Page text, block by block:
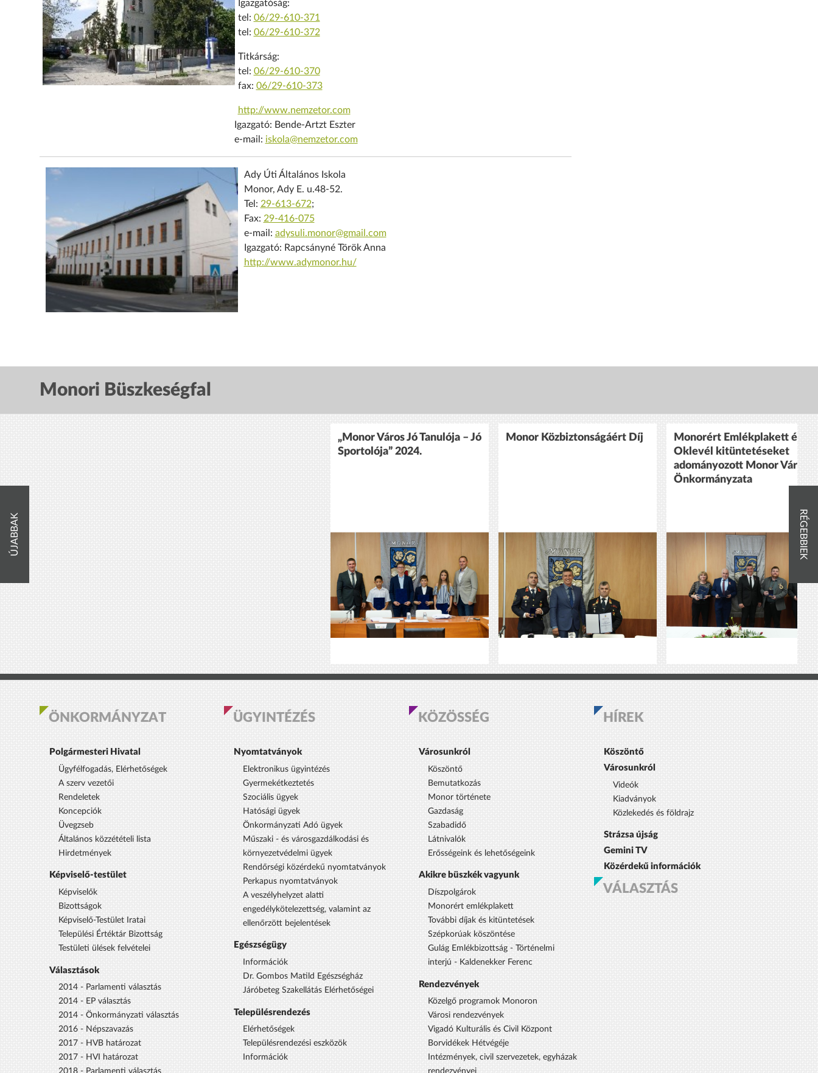
Igazgatóság:
tel: 06/29-610-371
tel: 06/29-610-372
Titkárság:
tel: 06/29-610-370
fax: 06/29-610-373
http://www.nemzetor.com
Igazgató: Bende-Artzt Eszter
e-mail: iskola@nemzetor.com
Ady Úti Általános Iskola
Monor, Ady E. u.48-52.
Tel: 29-613-672;
Fax: 29-416-075
e-mail: adysuli.monor@gmail.com
Igazgató: Rapcsányné Török Anna
http://www.adymonor.hu/
Monori Büszkeségfal
ÚJABBAK
„Monor Város Jó Tanulója – Jó
Sportolója” 2024.
Monor Közbiztonságáért Díj
Monorért Emlékplakett és
Oklevél kitüntetéseket
adományozott Monor Város
Önkormányzata
RÉGEBBIEK
ÖNKORMÁNYZAT
Polgármesteri Hivatal
Ügyfélfogadás, Elérhetőségek
A szerv vezetői
Rendeletek
Koncepciók
Üvegzseb
Általános közzétételi lista
Hirdetmények
Képviselő-testület
Képviselők
Bizottságok
Képviselő-Testület Iratai
Települési Értéktár Bizottság
Testületi ülések felvételei
Választások
2014 - Parlamenti választás
2014 - EP választás
2014 - Önkormányzati választás
2016 - Népszavazás
2017 - HVB határozat
2017 - HVI határozat
ÜGYINTÉZÉS
Nyomtatványok
Elektronikus ügyintézés
Gyermekétkeztetés
Szociális ügyek
Hatósági ügyek
Önkormányzati Adó ügyek
Műszaki - és városgazdálkodási és
környezetvédelmi ügyek
Rendőrségi közérdekű nyomtatványok
Perkapus nyomtatványok
A veszélyhelyzet alatti
engedélykötelezettség, valamint az
ellenőrzött bejelentések
Egészségügy
Információk
Dr. Gombos Matild Egészségház
Járóbeteg Szakellátás Elérhetőségei
Településrendezés
Elérhetőségek
Településrendezési eszközök
Információk
KÖZÖSSÉG
Városunkról
Köszöntő
Bemutatkozás
Monor története
Gazdaság
Szabadidő
Látnivalók
Erősségeink és lehetőségeink
Akikre büszkék vagyunk
Díszpolgárok
Monorért emlékplakett
További díjak és kitüntetések
Szépkorúak köszöntése
Gulág Emlékbizottság - Történelmi
interjú - Kaldenekker Ferenc
Rendezvények
Közelgő programok Monoron
Városi rendezvények
Vigadó Kulturális és Civil Központ
Borvidékek Hétvégéje
Intézmények, civil szervezetek, egyházak
HÍREK
Köszöntő
Városunkról
Videók
Kiadványok
Közlekedés és földrajz
Strázsa újság
Gemini TV
Közérdekű információk
VÁLASZTÁS